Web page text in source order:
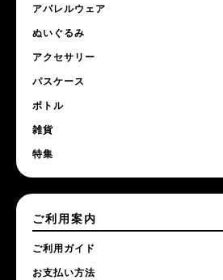
アパレルウェア
ぬいぐるみ
アクセサリー
パスケース
ボトル
雑貨
特集
ご利用案内
ご利用ガイド
お支払い方法